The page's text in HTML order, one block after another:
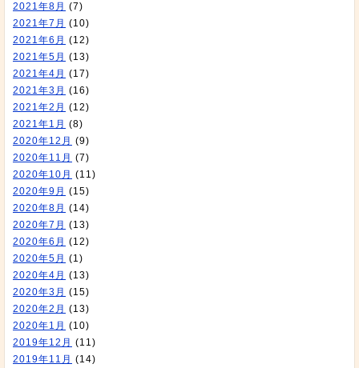
2021年8月 (7)
2021年7月 (10)
2021年6月 (12)
2021年5月 (13)
2021年4月 (17)
2021年3月 (16)
2021年2月 (12)
2021年1月 (8)
2020年12月 (9)
2020年11月 (7)
2020年10月 (11)
2020年9月 (15)
2020年8月 (14)
2020年7月 (13)
2020年6月 (12)
2020年5月 (1)
2020年4月 (13)
2020年3月 (15)
2020年2月 (13)
2020年1月 (10)
2019年12月 (11)
2019年11月 (14)